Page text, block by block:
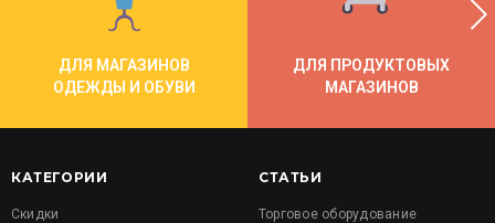
ДЛЯ МАГАЗИНОВ
ОДЕЖДЫ И ОБУВИ
ДЛЯ ПРОДУКТОВЫХ
МАГАЗИНОВ
КАТЕГОРИИ
Скидки
СТАТЬИ
Торговое оборудование